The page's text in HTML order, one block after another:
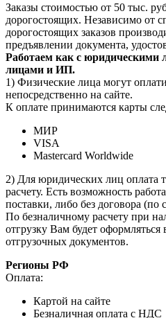
Заказы стоимостью от 50 тыс.
дорогостоящих. Независимо от
дорогостоящих заказов
предъявлении документа,
Работаем как с юридическими
лицами и ИП.
1) Физические лица могут
непосредственно на сайте.
К оплате принимаются карты
МИР
VISA
Mastercard Worldwide
2) Для юридических лиц оплата
расчету. Есть возможность
поставки, либо без договора (по
По безналичному расчету при
отгрузку Вам будет
отгрузочных документов.
Регионы РФ
Оплата:
Картой на сайте
Безналичная оплата с НДС